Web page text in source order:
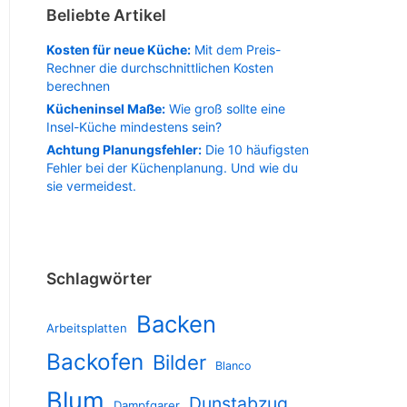
Beliebte Artikel
Kosten für neue Küche: Mit dem Preis-
Rechner die durchschnittlichen Kosten
berechnen
Kücheninsel Maße: Wie groß sollte eine
Insel-Küche mindestens sein?
Achtung Planungsfehler: Die 10 häufigsten
Fehler bei der Küchenplanung. Und wie du
sie vermeidest.
Schlagwörter
Arbeitsplatten Backen
Backofen Bilder Blanco